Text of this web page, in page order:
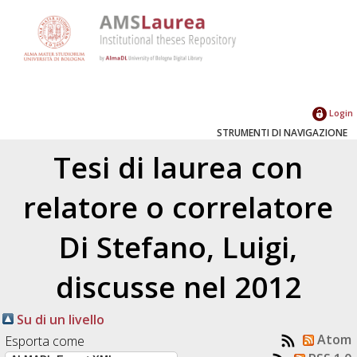
Login
STRUMENTI DI NAVIGAZIONE
Tesi di laurea con
relatore o correlatore
Di Stefano, Luigi,
discusse nel 2012
Su di un livello
Esporta come
Atom